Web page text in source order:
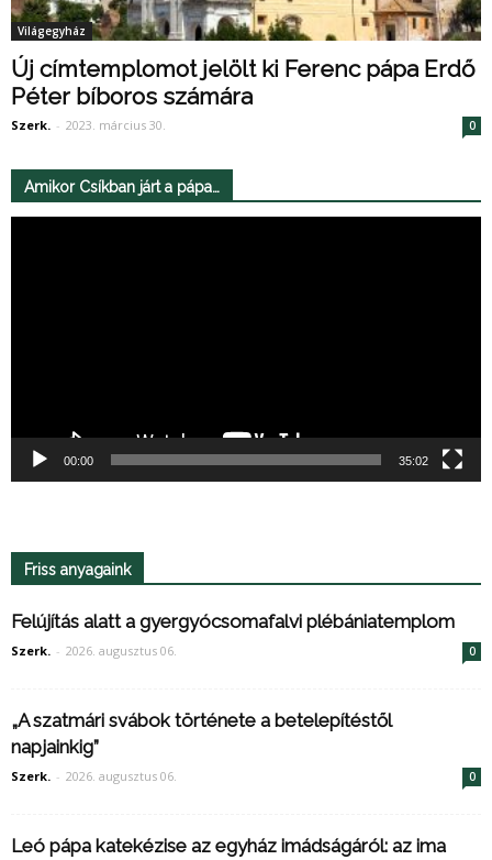
Világegyház
Új címtemplomot jelölt ki Ferenc pápa Erdő
Péter bíboros számára
Szerk. - 2023. március 30. 0
Amikor Csíkban járt a pápa…
00:00 35:02
Friss anyagaink
Felújítás alatt a gyergyócsomafalvi plébániatemplom
Szerk. - 2026. augusztus 06. 0
„A szatmári svábok története a betelepítéstől
napjainkig”
Szerk. - 2026. augusztus 06. 0
Leó pápa katekézise az egyház imádságáról: az ima